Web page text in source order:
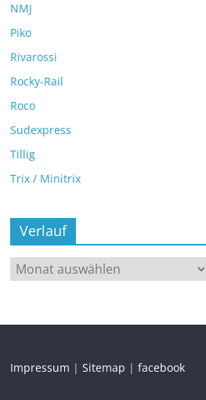
NMJ
Piko
Rivarossi
Rocky-Rail
Roco
Sudexpress
Tillig
Trix / Minitrix
Verlauf
Impressum |Sitemap |facebook